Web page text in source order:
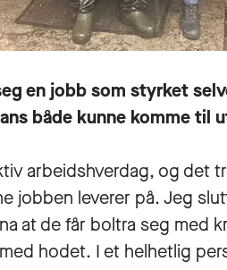
en jobb som styrket
både kunne komme til
arbeidshverdag, og det
jobben leverer på. Jeg
at de får boltra seg med
hodet. I et helhetlig